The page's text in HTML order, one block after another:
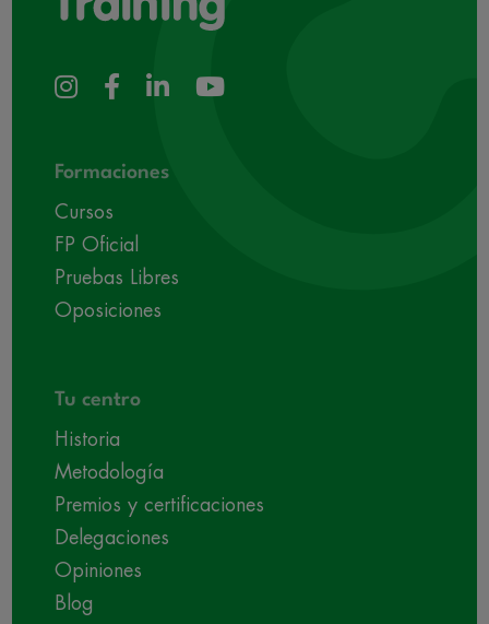
Formaciones
Cursos
FP Oficial
Pruebas Libres
Oposiciones
Tu centro
Historia
Metodología
Premios y certificaciones
Delegaciones
Opiniones
Blog